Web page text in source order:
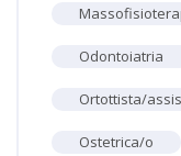
Odontoiatria
Ortottista/
Ostetrica/o